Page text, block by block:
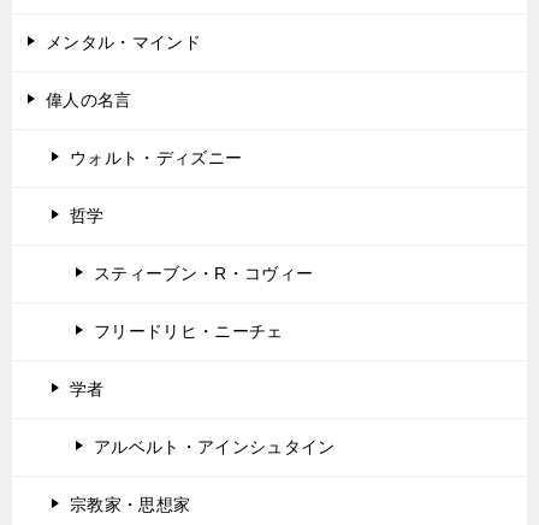
メンタル・マインド
偉人の名言
ウォルト・ディズニー
哲学
スティーブン・R・コヴィー
フリードリヒ・ニーチェ
学者
アルベルト・アインシュタイン
宗教家・思想家